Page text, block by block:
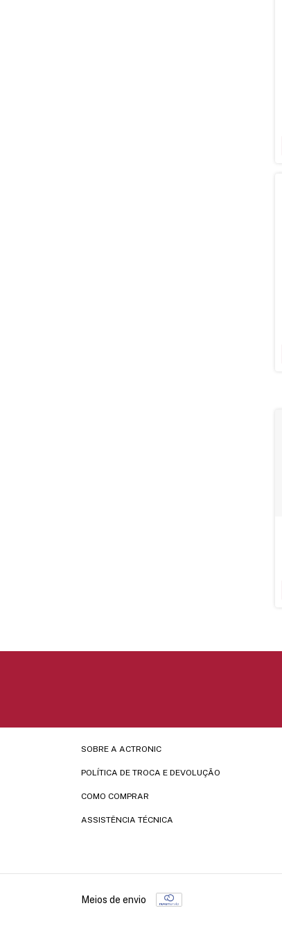
SOBRE A ACTRONIC
POLÍTICA DE TROCA E DEVOLUÇÃO
COMO COMPRAR
ASSISTÊNCIA TÉCNICA
Meios de envio